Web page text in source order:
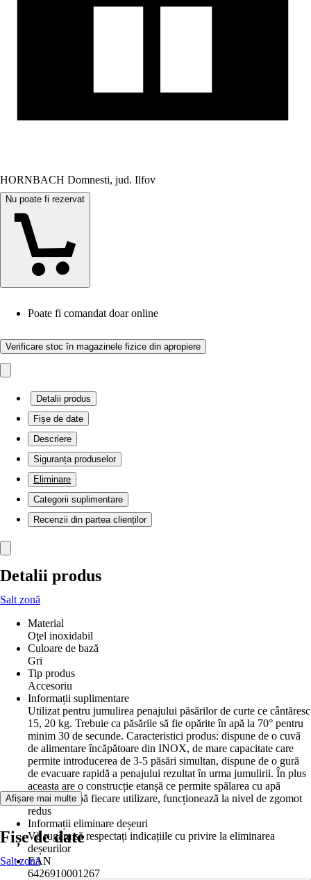
HORNBACH Domnesti, jud. Ilfov
Nu poate fi rezervat
Poate fi comandat doar online
Verificare stoc în magazinele fizice din apropiere
Detalii produs
Fișe de date
Descriere
Siguranța produselor
Eliminare
Categorii suplimentare
Recenzii din partea clienților
Detalii produs
Salt zonă
Material
Oţel inoxidabil
Culoare de bază
Gri
Tip produs
Accesoriu
Informații suplimentare
Utilizat pentru jumulirea penajului păsărilor de curte ce cântăresc
15, 20 kg. Trebuie ca păsările să fie opărite în apă la 70° pentru
minim 30 de secunde. Caracteristici produs: dispune de o cuvă
de alimentare încăpătoare din INOX, de mare capacitate care
permite introducerea de 3-5 păsări simultan, dispune de o gură
de evacuare rapidă a penajului rezultat în urma jumulirii. În plus
aceasta are o construcție etanșă ce permite spălarea cu apă
fierbinte după fiecare utilizare, funcționează la nivel de zgomot
redus
Informații eliminare deșeuri
Vă rugăm să respectați indicațiile cu privire la eliminarea
deșeurilor
EAN
6426910001267
Afișare mai multe
Fișe de date
Salt zonă